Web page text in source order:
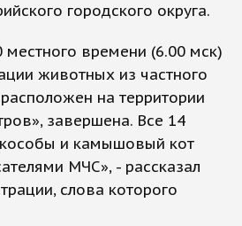
городского округа.
местного времени (6.00 мск)
животных из частного
на территории
завершена. Все 14
и камышовый кот
МЧС», - рассказал
слова которого